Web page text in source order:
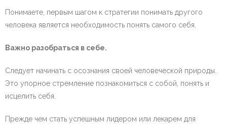
Понимаете, первым шагом к стратегии понимать другого
человека является необходимость понять самого себя.
Важно разобраться в себе.
Следует начинать с осознания своей человеческой природы.
Это упорное стремление познакомиться с собой, понять и
исцелить себя.
Прежде чем стать успешным лидером или лекарем для